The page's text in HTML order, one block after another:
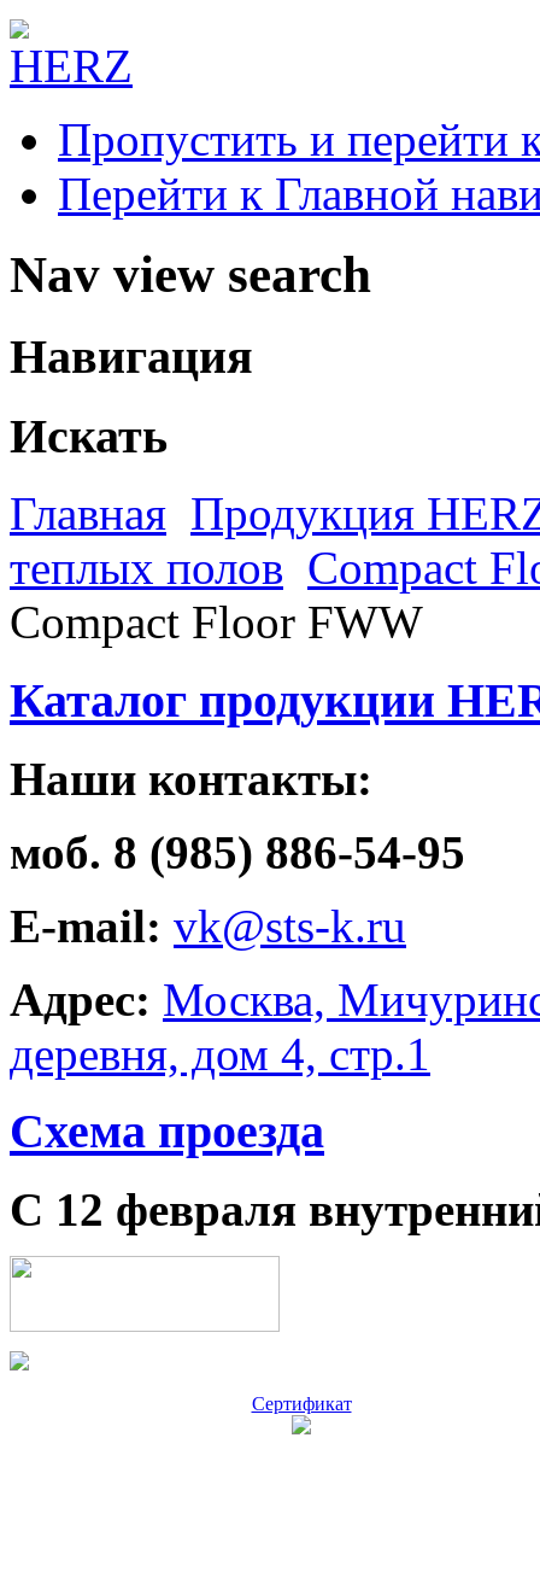
Пропустить и перейти
Перейти к Главной
Nav view search
Навигация
Искать
Главная Продукция
теплых полов Compact
Compact Floor FWW
Каталог продукции
Наши контакты:
моб. 8 (985) 886-54-95
E-mail: vk@sts-k.ru
Адрес: Москва,
деревня, дом 4, стр.1
Схема проезда
С 12 февраля
Сертификат